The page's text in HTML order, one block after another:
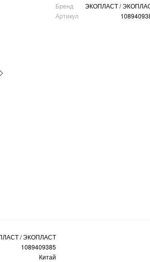
Бренд
ЭКОПЛАСТ /
Артикул
/ ЭКОПЛАСТ
1089409385
Китай